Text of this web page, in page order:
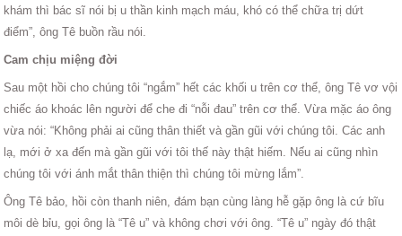
khám thì bác sĩ nói bị u thần kinh mạch máu, khó có thể chữa trị dứt
điểm”, ông Tê buồn rầu nói.
Cam chịu miệng đời
Sau một hồi cho chúng tôi “ngắm” hết các khối u trên cơ thể, ông Tê vơ vội
chiếc áo khoác lên người để che đi “nỗi đau” trên cơ thể. Vừa mặc áo ông
vừa nói: “Không phải ai cũng thân thiết và gần gũi với chúng tôi. Các anh
lạ, mới ở xa đến mà gần gũi với tôi thế này thật hiếm. Nếu ai cũng nhìn
chúng tôi với ánh mắt thân thiện thì chúng tôi mừng lắm”.
Ông Tê bảo, hồi còn thanh niên, đám bạn cùng làng hễ gặp ông là cứ bĩu
môi dè bỉu, gọi ông là “Tê u” và không chơi với ông. “Tê u” ngày đó thật